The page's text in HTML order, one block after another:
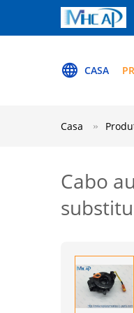
CASA
Casa
Cabo